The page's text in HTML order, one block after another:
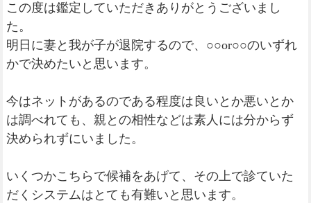
この度は鑑定していただきありがとうございまし
た。
明日に妻と我が子が退院するので、○○or○○のいずれ
かで決めたいと思います。
今はネットがあるのである程度は良いとか悪いとか
は調べれても、親との相性などは素人には分からず
決められずにいました。
いくつかこちらで候補をあげて、その上で診ていた
だくシステムはとても有難いと思います。